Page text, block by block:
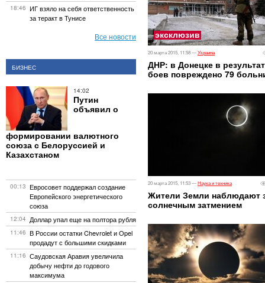
эксклюзив
20 марта 2015, 11:58 —Украина
ДНР: в Донецке в
боев повреждено 79
20 марта 2015, 11:53 —Наука и техника
Жители Земли наблюдают
солнечным затмением
18:46 ИГ взяло на себя ответственность
за теракт в Тунисе
Все новости
БИЗНЕС
14:02
Путин
объявил о
формировании валютного
союза с Белоруссией и
Казахстаном
00:13 Евросовет поддержал создание
Европейского энергетического
союза
12:04 Доллар упал еще на полтора рубля
11:46 В России остатки Chevrolet и Opel
продадут с большими скидками
11:16 Саудовская Аравия увеличила
добычу нефти до годового
максимума